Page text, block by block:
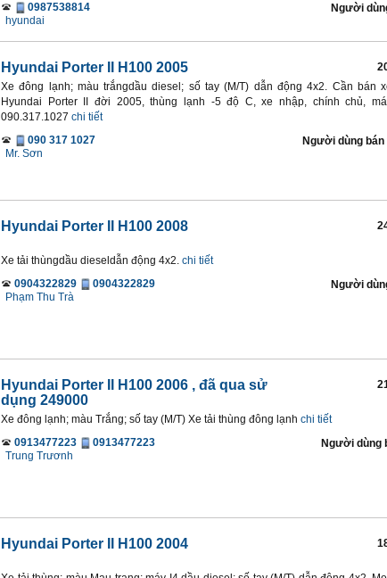
0987538814
hyundai
Người
Hyundai Porter II H100 2005
Xe đông lạnh; màu trắngdầu diesel; số tay (M/T) dẫn động 4x2. Cần bán
Hyundai Porter II đời 2005, thùng lạnh -5 độ C, xe nhập, chính chủ,
090.317.1027 chi tiết
090 317 1027
Mr. Sơn
Người dùng bán
Hyundai Porter II H100 2008
Xe tải thùngdầu dieseldẫn động 4x2. chi tiết
0904322829
0904322829
Phạm Thu Trà
Người
Hyundai Porter II H100 2006 , đã qua sử
dụng 249000
Xe đông lạnh; màu Trắng; số tay (M/T) Xe tải thùng đông lạnh chi tiết
0913477223
0913477223
Trung Trươnh
Người dùng
Hyundai Porter II H100 2004